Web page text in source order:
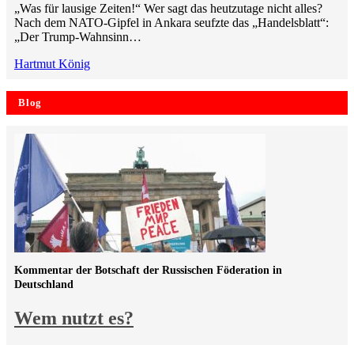
„Was für lausige Zeiten!“ Wer sagt das heutzutage nicht alles?
Nach dem NATO-Gipfel in Ankara seufzte das „Handelsblatt“:
„Der Trump-Wahnsinn…
Hartmut König
Blog
Wem nutzt es?
Kommentar der Botschaft der Russischen Föderation in
Deutschland